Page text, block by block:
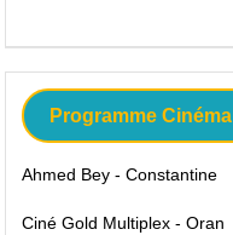
Programme Cinéma
Ahmed Bey - Constantine
Ciné Gold Multiplex - Oran